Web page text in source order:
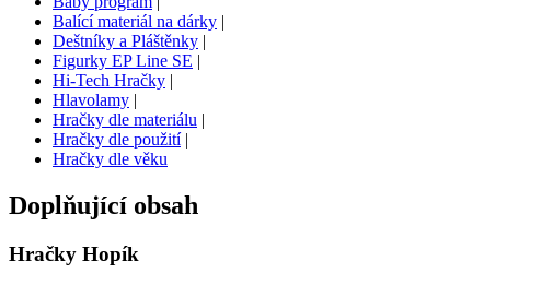
Balící materiál na dárky |
Deštníky a Pláštěnky |
Figurky EP Line SE |
Hi-Tech Hračky |
Hlavolamy |
Hračky dle materiálu |
Hračky dle použití|
Hračky dle věku
Doplňující obsah
Hračky Hopík